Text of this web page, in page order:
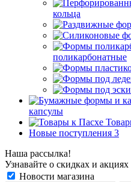
кольца
поликарбонатные
капсулы
Новые поступления 3
Наша рассылка!
Узнавайте о скидках и
Новости магазина